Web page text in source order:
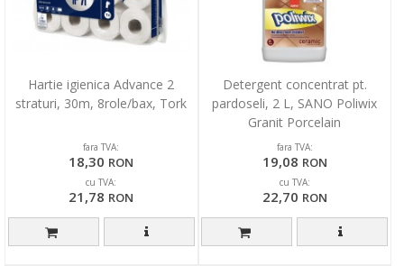
Hartie igienica Advance 2
straturi, 30m, 8role/bax, Tork
fara TVA:
18,30 RON
cu TVA:
21,78 RON
Detergent concentrat pt.
pardoseli, 2 L, SANO Poliwix
Granit Porcelain
fara TVA:
19,08 RON
cu TVA:
22,70 RON